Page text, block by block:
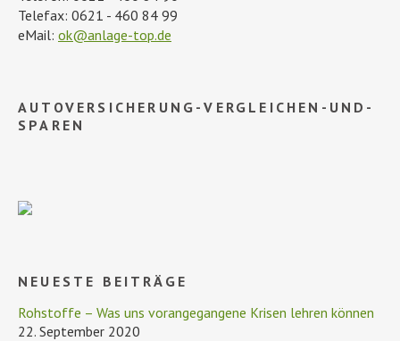
Telefax: 0621 - 460 84 99
eMail: ok@anlage-top.de
AUTOVERSICHERUNG-VERGLEICHEN-UND-
SPAREN
NEUESTE BEITRÄGE
Rohstoffe – Was uns vorangegangene Krisen lehren können
22. September 2020